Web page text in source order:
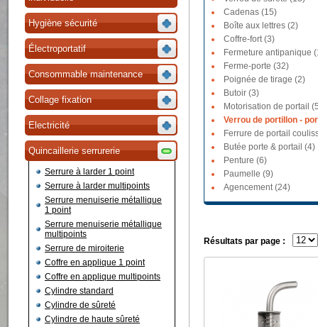
Hygiène sécurité
Électroportatif
Consommable maintenance
Collage fixation
Electricité
Quincaillerie serrurerie
Serrure à larder 1 point
Serrure à larder multipoints
Serrure menuiserie métallique
1 point
Serrure menuiserie métallique
multipoints
Serrure de miroiterie
Coffre en applique 1 point
Coffre en applique multipoints
Cylindre standard
Cylindre de sûreté
Cylindre de haute sûreté
Cadenas (15)
Boîte aux lettres (2)
Coffre-fort (3)
Fermeture antipanique
Ferme-porte (32)
Poignée de tirage (2)
Butoir (3)
Motorisation de portail
Verrou de portillon -
Ferrure de portail
Butée porte & portail (4)
Penture (6)
Paumelle (9)
Agencement (24)
Résultats par page :